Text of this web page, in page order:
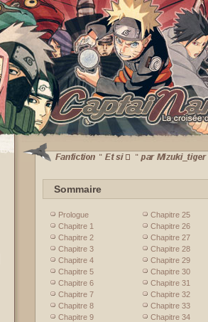
Sommaire
Prologue
Chapitre 1
Chapitre 2
Chapitre 3
Chapitre 4
Chapitre 5
Chapitre 6
Chapitre 7
Chapitre 8
Chapitre 9
Chapitre 25
Chapitre 26
Chapitre 27
Chapitre 28
Chapitre 29
Chapitre 30
Chapitre 31
Chapitre 32
Chapitre 33
Chapitre 34